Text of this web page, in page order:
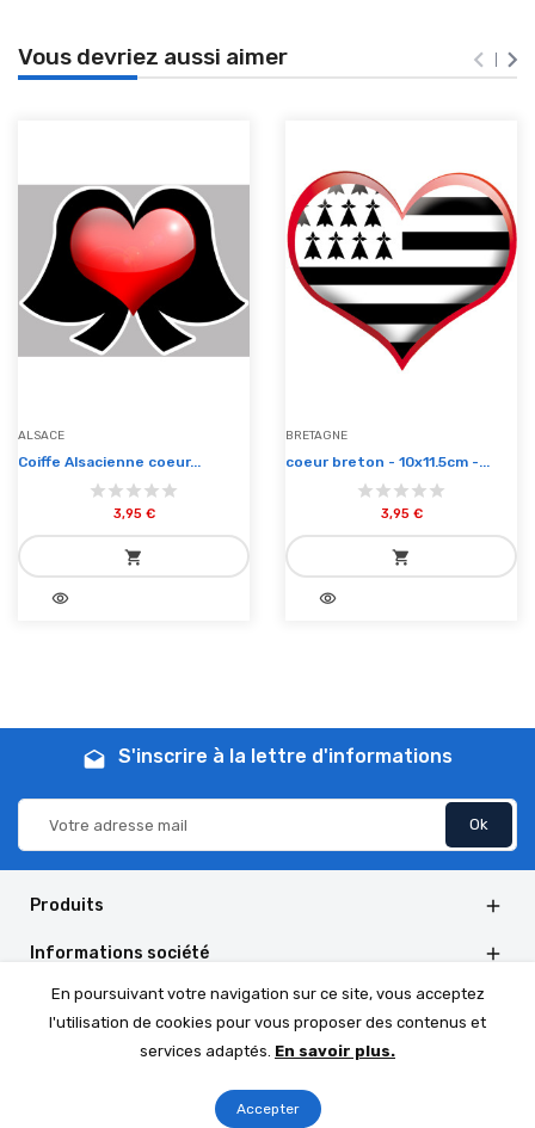
Vous devriez aussi aimer
ALSACE
Coiffe Alsacienne coeur...
3,95 €
shopping_cart
add_shopping_cartvisibility
BRETAGNE
coeur breton - 10x11.5cm -...
3,95 €
shopping_cart
add_shopping_cartvisibility
 
drafts S'inscrire à la lettre d'informations
Produits 
Informations société 
Informations de la boutique 
© 2026 - Boutique PrestaShop™ par DomWest.com
En poursuivant votre navigation sur ce site, vous acceptez
l'utilisation de cookies pour vous proposer des contenus et
services adaptés. En savoir plus.
Accepter